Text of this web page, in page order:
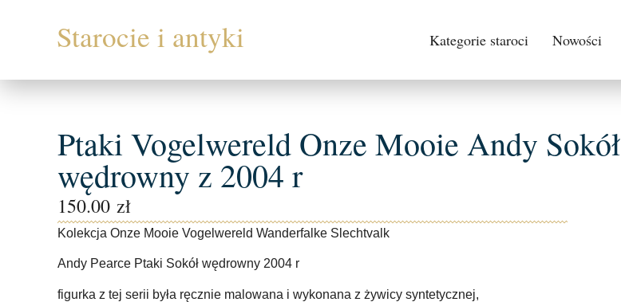
Kategorie staroci Nowości
Ptaki Vogelwereld Onze Mooie Andy Sokół
wędrowny z 2004 r
150.00 zł
Kolekcja Onze Mooie Vogelwereld Wanderfalke Slechtvalk
Andy Pearce Ptaki Sokół wędrowny 2004 r
figurka z tej serii była ręcznie malowana i wykonana z żywicy syntetycznej,